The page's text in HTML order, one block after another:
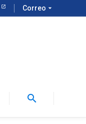
Correo arrow_drop_down
search